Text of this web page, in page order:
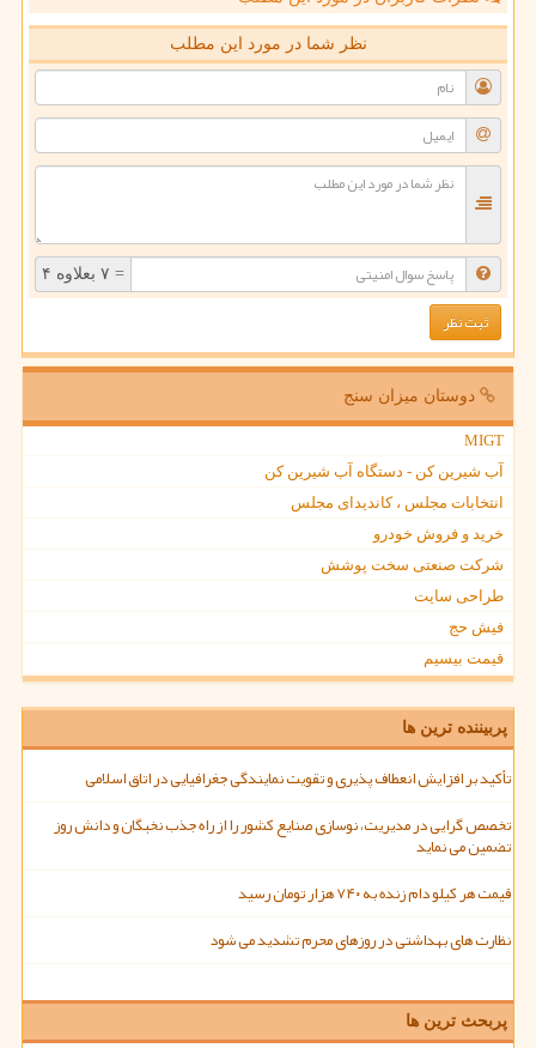
نظر شما در مورد این مطلب
= ۷ بعلاوه ۴
دوستان میزان سنج
MIGT
آب شیرین کن - دستگاه آب شیرین کن
انتخابات مجلس ، کاندیدای مجلس
خرید و فروش خودرو
شرکت صنعتی سخت پوشش
طراحی سایت
فیش حج
قیمت بیسیم
پربیننده ترین ها
تأکید بر افزایش انعطاف پذیری و تقویت نمایندگی جغرافیایی در اتاق اسلامی
تخصص گرایی در مدیریت، نوسازی صنایع کشور را از راه جذب نخبگان و دانش روز
تضمین می نماید
قیمت هر کیلو دام زنده به ۷۴۰ هزار تومان رسید
نظارت های بهداشتی در روزهای محرم تشدید می شود
پربحث ترین ها